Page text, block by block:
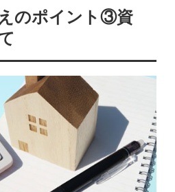
のポイント③資